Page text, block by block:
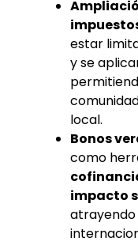
estar
y se
local.
Bonos
como
impacto